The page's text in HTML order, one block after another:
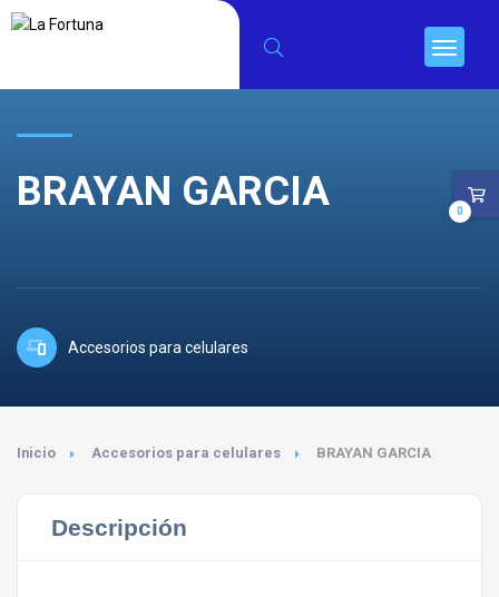
BRAYAN GARCIA
Accesorios para celulares
Inicio Accesorios para celulares BRAYAN GARCIA
Descripción
0